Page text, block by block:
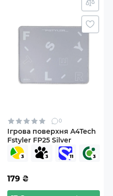
0
Ігрова поверхня A4Tech
Fstyler FP25 Silver
179 ₴